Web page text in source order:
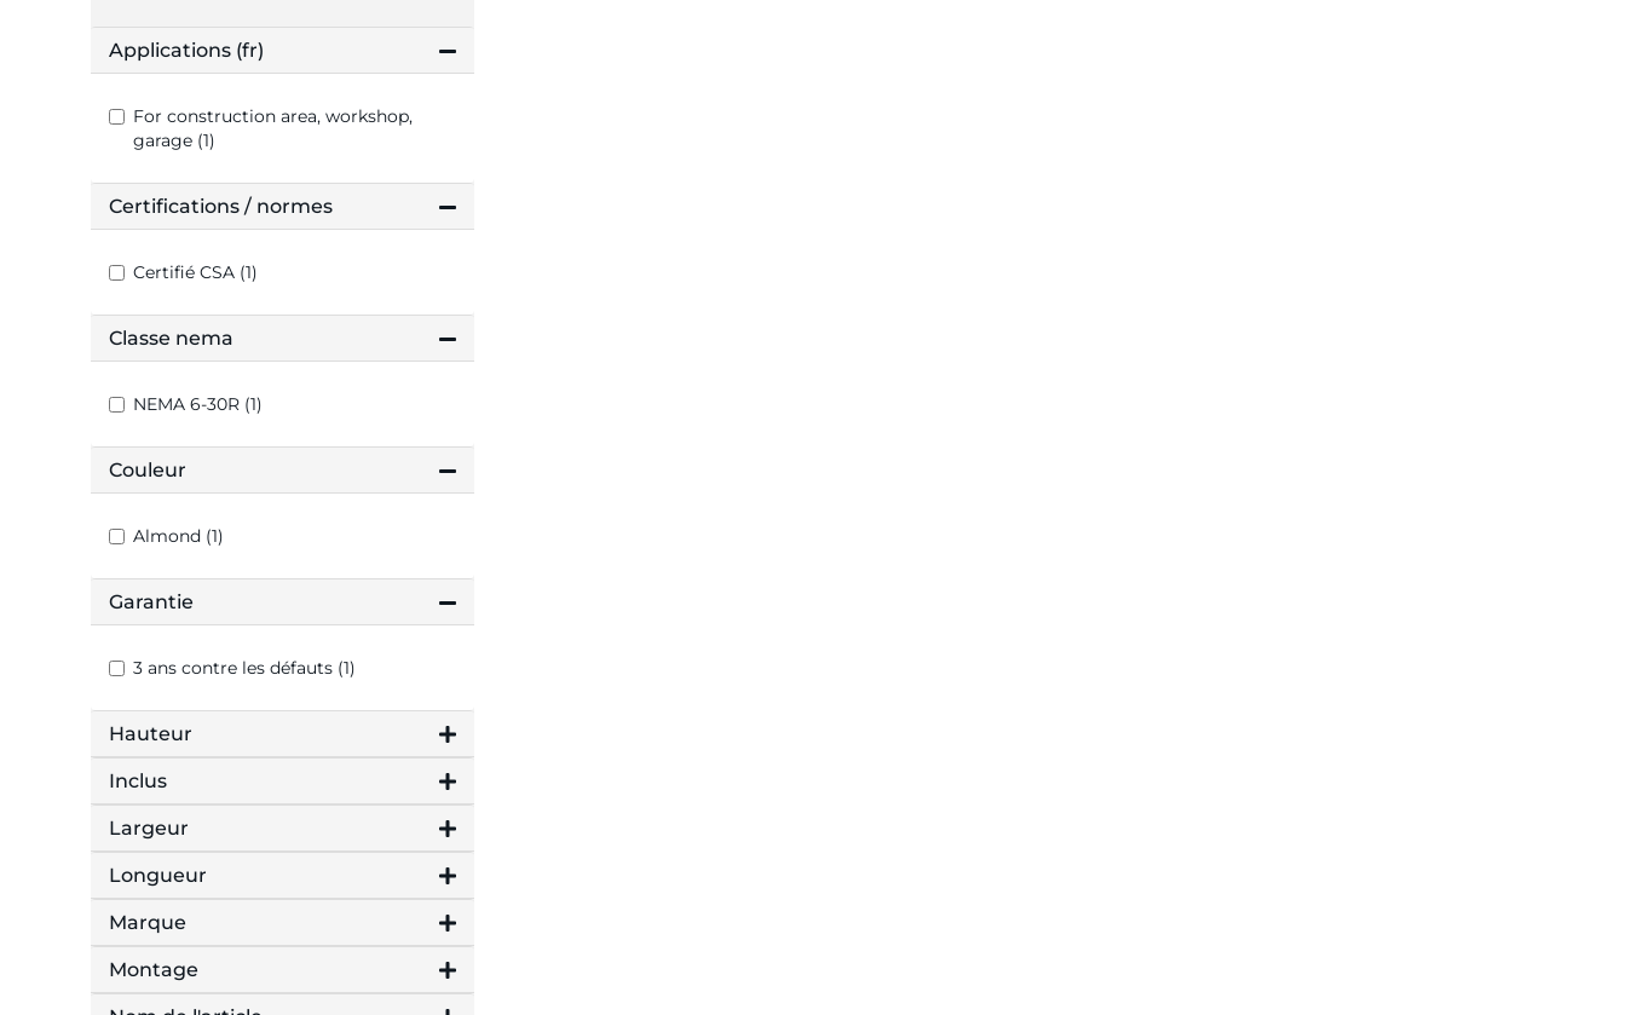
Applications (fr)
For construction area, workshop,
garage (1)
Certifications / normes
Certifié CSA (1)
Classe nema
NEMA 6-30R (1)
Couleur
Almond (1)
Garantie
3 ans contre les défauts (1)
Hauteur
Inclus
Largeur
Longueur
Marque
Montage